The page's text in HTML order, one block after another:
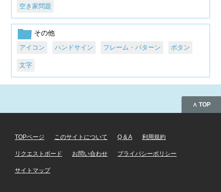
空き家問題
その他
アイコン ハンドサイン フレーム・パターン ボタン
文字
∧ TOP
TOPページ このサイトについて Q & A 利用規約
リクエストボード お問い合わせ プライバシーポリシー
サイトマップ